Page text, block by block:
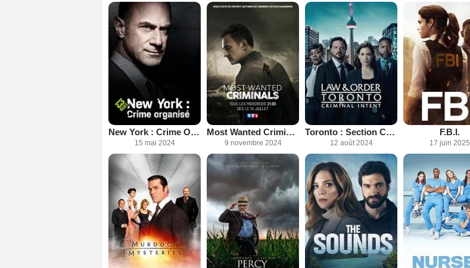
New York : Crime Organisé
15 mai 2024
Most Wanted Criminals
9 novembre 2024
Toronto : Section Criminelle
12 août 2024
F.B.I.
17 juin 2025